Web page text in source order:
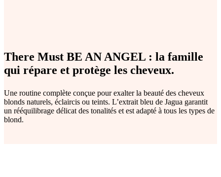
There Must BE AN ANGEL : la famille
qui répare et protège les cheveux.
Une routine complète conçue pour exalter la beauté des cheveux
blonds naturels, éclaircis ou teints. L’extrait bleu de Jagua garantit
un rééquilibrage délicat des tonalités et est adapté à tous les types de
blond.